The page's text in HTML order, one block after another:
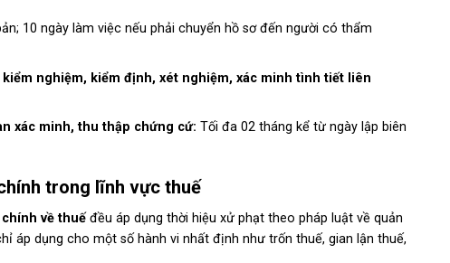
10 ngày làm việc nếu phải chuyển hồ sơ đến người có thẩm
nghiệm, kiểm định, xét nghiệm, xác minh tình tiết liên
xác minh, thu thập chứng cứ: Tối đa 02 tháng kể từ ngày lập biên
trong lĩnh vực thuế
về thuế đều áp dụng thời hiệu xử phạt theo pháp luật về quản
áp dụng cho một số hành vi nhất định như trốn thuế, gian lận thuế,